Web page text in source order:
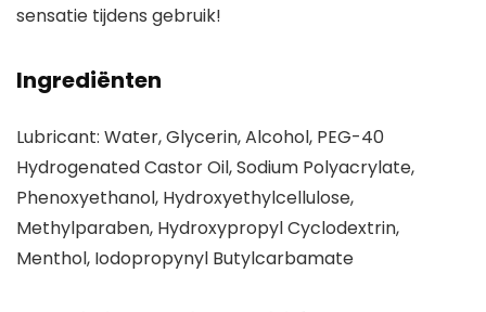
sensatie tijdens gebruik!
Ingrediënten
Lubricant: Water, Glycerin, Alcohol, PEG-40
Hydrogenated Castor Oil, Sodium Polyacrylate,
Phenoxyethanol, Hydroxyethylcellulose,
Methylparaben, Hydroxypropyl Cyclodextrin,
Menthol, Iodopropynyl Butylcarbamate